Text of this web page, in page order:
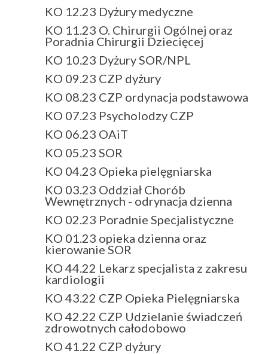
KO 12.23 Dyżury medyczne
KO 11.23 O. Chirurgii Ogólnej oraz
Poradnia Chirurgii Dziecięcej
KO 10.23 Dyżury SOR/NPL
KO 09.23 CZP dyżury
KO 08.23 CZP ordynacja podstawowa
KO 07.23 Psycholodzy CZP
KO 06.23 OAiT
KO 05.23 SOR
KO 04.23 Opieka pielęgniarska
KO 03.23 Oddział Chorób
Wewnętrznych - odrynacja dzienna
KO 02.23 Poradnie Specjalistyczne
KO 01.23 opieka dzienna oraz
kierowanie SOR
KO 44.22 Lekarz specjalista z zakresu
kardiologii
KO 43.22 CZP Opieka Pielęgniarska
KO 42.22 CZP Udzielanie świadczeń
zdrowotnych całodobowo
KO 41.22 CZP dyżury